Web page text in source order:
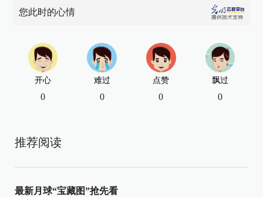
您此时的心情
开心
0
难过
0
点赞
0
飘过
0
推荐阅读
最新月球“宝藏图”抢先看